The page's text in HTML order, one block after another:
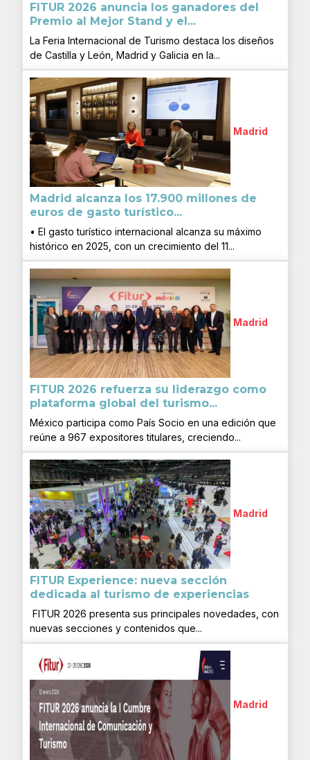
FITUR 2026 anuncia los ganadores del
Premio al Mejor Stand y el...
La Feria Internacional de Turismo destaca los diseños
de Castilla y León, Madrid y Galicia en la...
Madrid
Madrid alcanza los 17.900 millones de
euros de gasto turístico...
• El gasto turístico internacional alcanza su máximo
histórico en 2025, con un crecimiento del 11...
Madrid
FITUR 2026 refuerza su liderazgo como
plataforma global del turismo...
México participa como País Socio en una edición que
reúne a 967 expositores titulares, creciendo...
Madrid
FITUR Experience: nueva sección
dedicada al turismo de experiencias
FITUR 2026 presenta sus principales novedades, con
nuevas secciones y contenidos que...
Madrid